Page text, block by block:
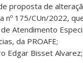
proposta de
nº 175/CUn/2022,
Atendimento
da PROAFE;
Edgar Bisset Alvarez;